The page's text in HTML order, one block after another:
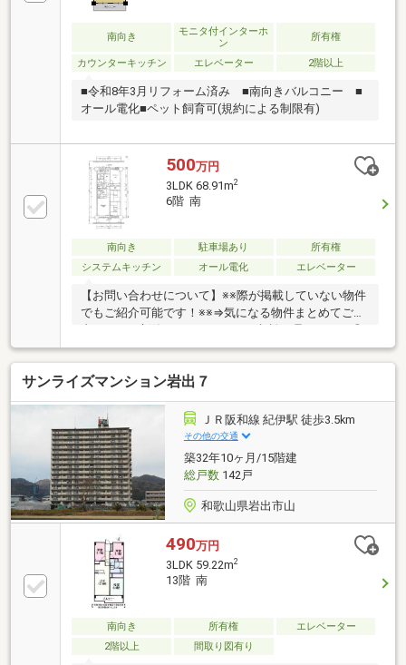
南向き
モニタ付インターホ
ン
所有権
カウンターキッチン エレベーター 2階以上
■令和8年3月リフォーム済み ■南向きバルコニー ■
オール電化■ペット飼育可(規約による制限有)
500万円
3LDK 68.91m2
6階 南
南向き 駐車場あり
所有権
システムキッチン
オール電化 エレベーター
【お問い合わせについて】※※際が掲載していない物件
でもご紹介可能です！※※⇒気になる物件まとめてご案
資料請求、メールでのお問い合わせは24時間受付中
♪◎18時以降のご見学ご相談・オンライン対応・女性
スタッフ対応も可能♪詳細資料のご請求・物件見学の
ご依頼はお気軽に「お電話」または「資料請求ボタ
ン」からお問い合わせください！【住宅ローン相談会
開催中】初めてでご不安な方、各借入限度額を知りた
い方資金・支払い計画を立てたい方、住み替えをお考
えの方無料相談受付中です♪お気軽にお電話くださ
い！
サンライズマンション岩出７
ＪＲ阪和線 紀伊駅 徒歩3.5km
その他の交通
築32年10ヶ月/15階建
総戸数142戸
和歌山県岩出市山
490万円
3LDK 59.22m2
13階 南
南向き 所有権
エレベーター
2階以上
間取り図有り